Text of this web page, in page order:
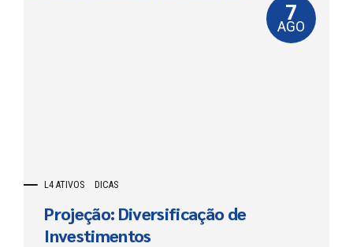
L4 ATIVOS DICAS
7
AGO
Projeção: Diversificação de
Investimentos